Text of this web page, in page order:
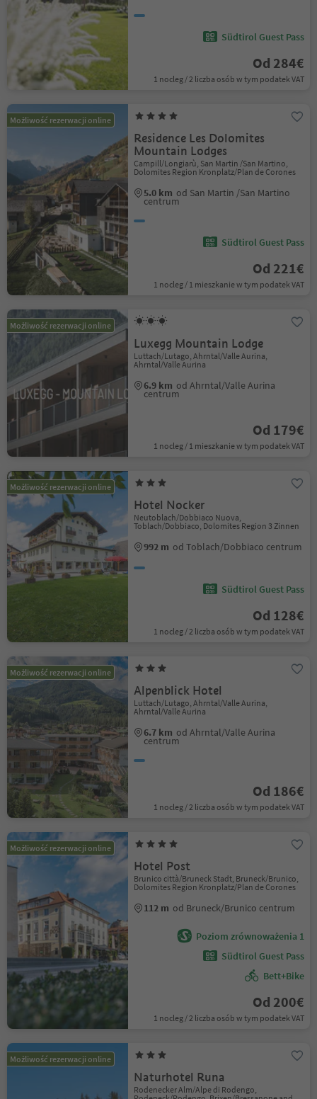
Südtirol Guest Pass
Od 284€
1 nocleg / 2 liczba osób w tym podatek VAT
Możliwość rezerwacji online
Residence Les Dolomites
Mountain Lodges
Campill/Longiarù, San Martin /San Martino,
Dolomites Region Kronplatz/Plan de Corones
5.0 km od San Martin /San Martino
centrum
Südtirol Guest Pass
Od 221€
1 nocleg / 1 mieszkanie w tym podatek VAT
Możliwość rezerwacji online
Luxegg Mountain Lodge
Luttach/Lutago, Ahrntal/Valle Aurina,
Ahrntal/Valle Aurina
6.9 km od Ahrntal/Valle Aurina
centrum
Od 179€
1 nocleg / 1 mieszkanie w tym podatek VAT
Możliwość rezerwacji online
Hotel Nocker
Neutoblach/Dobbiaco Nuova,
Toblach/Dobbiaco, Dolomites Region 3 Zinnen
992 m od Toblach/Dobbiaco centrum
Südtirol Guest Pass
Od 128€
1 nocleg / 2 liczba osób w tym podatek VAT
Możliwość rezerwacji online
Alpenblick Hotel
Luttach/Lutago, Ahrntal/Valle Aurina,
Ahrntal/Valle Aurina
6.7 km od Ahrntal/Valle Aurina
centrum
Od 186€
1 nocleg / 2 liczba osób w tym podatek VAT
Możliwość rezerwacji online
Hotel Post
Brunico città/Bruneck Stadt, Bruneck/Brunico,
Dolomites Region Kronplatz/Plan de Corones
112 m od Bruneck/Brunico centrum
Poziom zrównoważenia 1
Südtirol Guest Pass
Bett+Bike
Od 200€
1 nocleg / 2 liczba osób w tym podatek VAT
Możliwość rezerwacji online
Naturhotel Runa
Rodenecker Alm/Alpe di Rodengo,